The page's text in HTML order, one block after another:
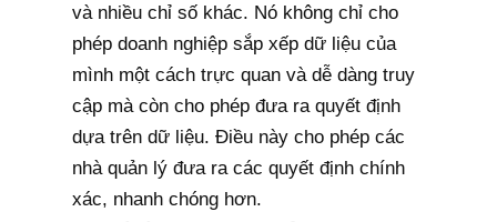
và nhiều chỉ số khác. Nó không chỉ cho
phép doanh nghiệp sắp xếp dữ liệu của
mình một cách trực quan và dễ dàng truy
cập mà còn cho phép đưa ra quyết định
dựa trên dữ liệu. Điều này cho phép các
nhà quản lý đưa ra các quyết định chính
xác, nhanh chóng hơn.